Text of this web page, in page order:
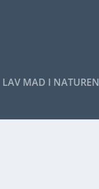
LAV MAD I NATUREN